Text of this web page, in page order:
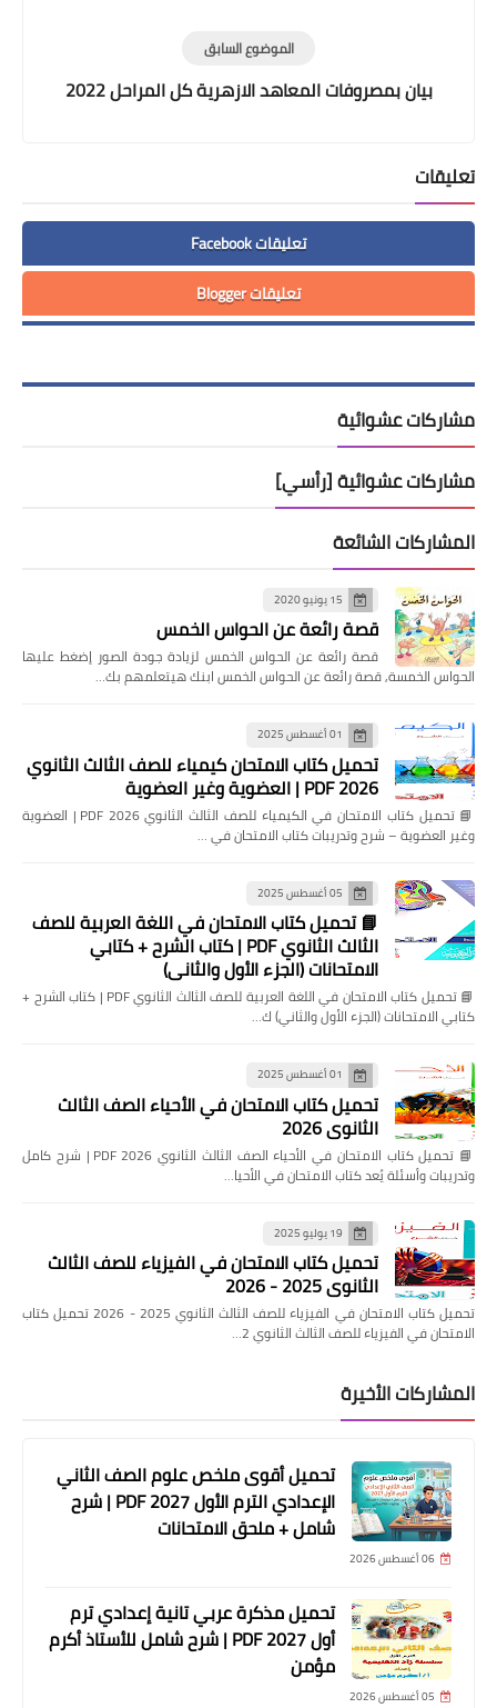
الموضوع السابق
بيان بمصروفات المعاهد الازهرية كل المراحل 2022
تعليقات
تعليقات Facebook
تعليقات Blogger
مشاركات عشوائية
مشاركات عشوائية [رأسي]
المشاركات الشائعة
15 يونيو 2020
قصة رائعة عن الحواس الخمس
قصة رائعة عن الحواس الخمس لزيادة جودة الصور إضغط عليها
الحواس الخمسة, قصة رائعة عن الحواس الخمس ابنك هيتعلمهم بك…
01 أغسطس 2025
تحميل كتاب الامتحان كيمياء للصف الثالث الثانوي
2026 PDF | العضوية وغير العضوية
📘 تحميل كتاب الامتحان في الكيمياء للصف الثالث الثانوي 2026 PDF | العضوية
وغير العضوية – شرح وتدريبات كتاب الامتحان في …
05 أغسطس 2025
📘 تحميل كتاب الامتحان في اللغة العربية للصف
الثالث الثانوي PDF | كتاب الشرح + كتابي
الامتحانات (الجزء الأول والثاني)
📘 تحميل كتاب الامتحان في اللغة العربية للصف الثالث الثانوي PDF | كتاب الشرح +
كتابي الامتحانات (الجزء الأول والثاني) ك…
01 أغسطس 2025
تحميل كتاب الامتحان في الأحياء الصف الثالث
الثانوي 2026
📘 تحميل كتاب الامتحان في الأحياء الصف الثالث الثانوي 2026 PDF | شرح كامل
وتدريبات وأسئلة يُعد كتاب الامتحان في الأحيا…
19 يوليو 2025
تحميل كتاب الامتحان في الفيزياء للصف الثالث
الثانوي 2025 - 2026
تحميل كتاب الامتحان في الفيزياء للصف الثالث الثانوي 2025 - 2026 تحميل كتاب
الامتحان في الفيزياء للصف الثالث الثانوي 2…
المشاركات الأخيرة
تحميل أقوى ملخص علوم الصف الثاني
الإعدادي الترم الأول 2027 PDF | شرح
شامل + ملحق الامتحانات
06 أغسطس 2026
تحميل مذكرة عربي تانية إعدادي ترم
أول 2027 PDF | شرح شامل للأستاذ أكرم
مؤمن
05 أغسطس 2026